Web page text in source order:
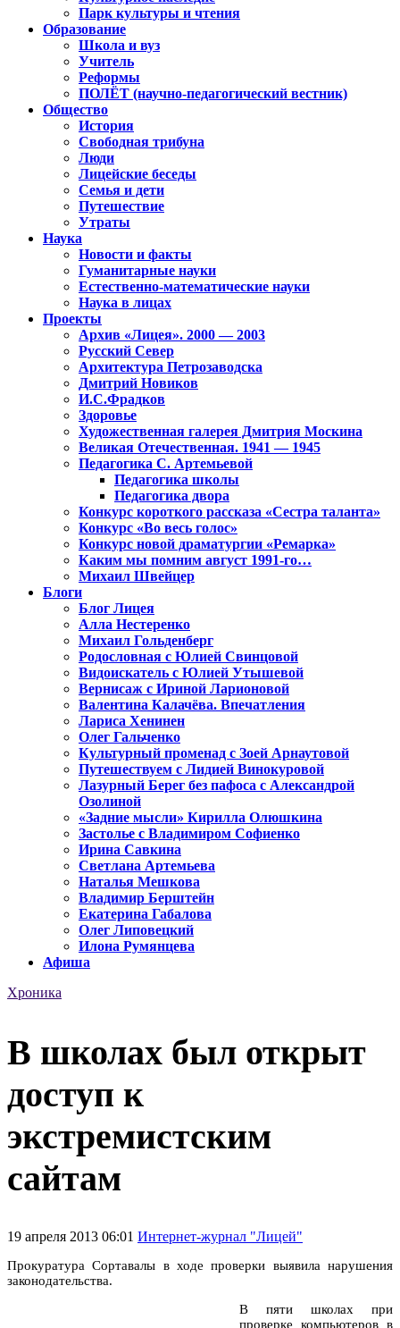
Парк культуры и чтения
Образование
Школа и вуз
Учитель
Реформы
ПОЛЁТ (научно-педагогический вестник)
Общество
История
Свободная трибуна
Люди
Лицейские беседы
Семья и дети
Путешествие
Утраты
Наука
Новости и факты
Гуманитарные науки
Естественно-математические науки
Наука в лицах
Проекты
Архив «Лицея». 2000 — 2003
Русский Север
Архитектура Петрозаводска
Дмитрий Новиков
И.С.Фрадков
Здоровье
Художественная галерея Дмитрия Москина
Великая Отечественная. 1941 — 1945
Педагогика С. Артемьевой
Педагогика школы
Педагогика двора
Конкурс короткого рассказа «Сестра таланта»
Конкурс «Во весь голос»
Конкурс новой драматургии «Ремарка»
Каким мы помним август 1991-го…
Михаил Швейцер
Блоги
Блог Лицея
Алла Нестеренко
Михаил Гольденберг
Родословная с Юлией Свинцовой
Видоискатель с Юлией Утышевой
Вернисаж с Ириной Ларионовой
Валентина Калачёва. Впечатления
Лариса Хенинен
Олег Гальченко
Культурный променад с Зоей Арнаутовой
Путешествуем с Лидией Винокуровой
Лазурный Берег без пафоса с Александрой
Озолиной
«Задние мысли» Кирилла Олюшкина
Застолье с Владимиром Софиенко
Ирина Савкина
Светлана Артемьева
Наталья Мешкова
Владимир Берштейн
Екатерина Габалова
Олег Липовецкий
Илона Румянцева
Афиша
Хроника
В школах был открыт
доступ к
экстремистским
сайтам
19 апреля 2013 06:01 Интернет-журнал "Лицей"
Прокуратура Сортавалы в ходе проверки выявила нарушения
законодательства.
В пяти школах при
проверке компьютеров в